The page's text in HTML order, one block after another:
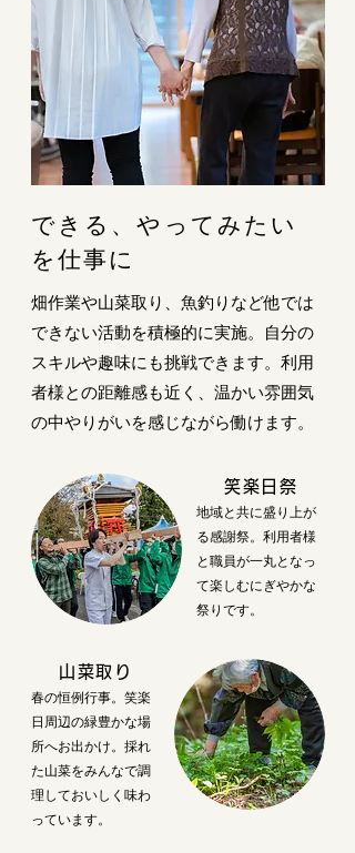
できる、やってみたい
を仕事に
畑作業や山菜取り、魚釣りなど他では
できない活動を積極的に実施。自分の
スキルや趣味にも挑戦できます。利用
者様との距離感も近く、温かい雰囲気
の中やりがいを感じながら働けます。
笑楽日祭
地域と共に盛り上が
る感謝祭。利用者様
と職員が一丸となっ
て楽しむにぎやかな
祭りです。
山菜取り
春の恒例行事。笑楽
日周辺の緑豊かな場
所へお出かけ。採れ
た山菜をみんなで調
理しておいしく味わ
っています。